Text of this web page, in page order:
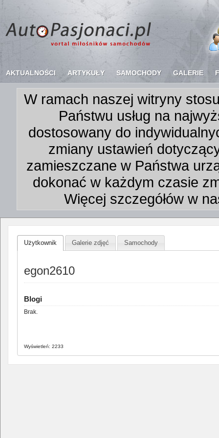
AKTUALNOŚCI ARTYKUŁY SAMOCHODY GALERIE
W ramach naszej witryny
Państwu usług na
dostosowany do
zmiany ustawień
zamieszczane w Państwa
dokonać w każdym czasie
Więcej szczegółów w
Użytkownik Galerie zdjęć Samochody
egon2610
Blogi
Brak.
Wyświetleń: 2233